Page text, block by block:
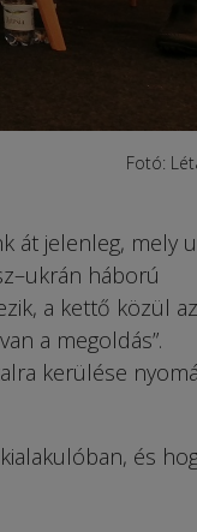
Fotó:
át jelenleg, mely
háború
a kettő közül az
a megoldás”.
kerülése
és